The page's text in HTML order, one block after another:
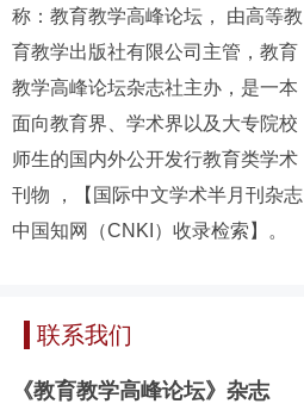
称：教育教学高峰论坛， 由高等教
育教学出版社有限公司主管，教育
教学高峰论坛杂志社主办，是一本
面向教育界、学术界以及大专院校
师生的国内外公开发行教育类学术
刊物 ，【国际中文学术半月刊杂志
中国知网（CNKI）收录检索】。
联系我们
《教育教学高峰论坛》杂志